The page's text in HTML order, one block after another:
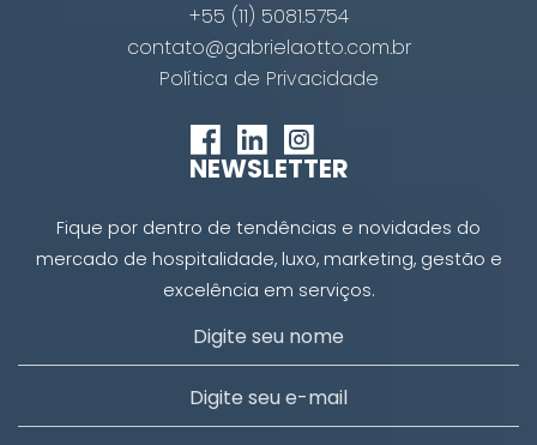
+55 (11) 5081.5754
contato@gabrielaotto.com.br
Política de Privacidade
NEWSLETTER
Fique por dentro de tendências e novidades do
mercado de hospitalidade, luxo, marketing, gestão e
excelência em serviços.